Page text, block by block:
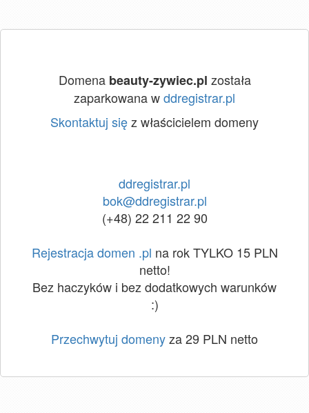
Domena beauty-zywiec.pl została
zaparkowana wddregistrar.pl
Skontaktuj sięz właścicielem domeny
ddregistrar.pl
bok@ddregistrar.pl
(+48) 22 211 22 90
Rejestracja domen .pl na rok TYLKO 15 PLN
netto!
Bez haczyków i bez dodatkowych warunków
:)
Przechwytuj domenyza 29 PLN netto